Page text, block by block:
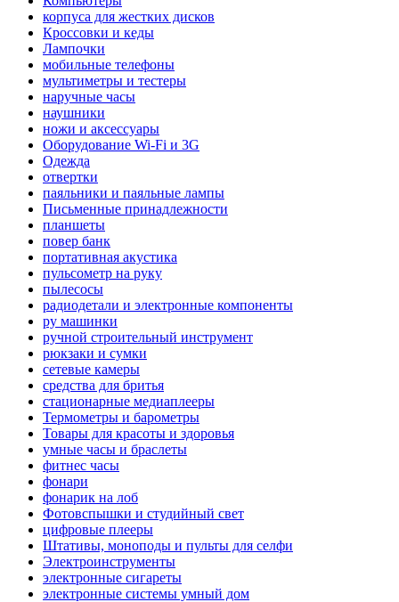
корпуса для жестких дисков
Кроссовки и кеды
Лампочки
мобильные телефоны
мультиметры и тестеры
наручные часы
наушники
ножи и аксессуары
Оборудование Wi-Fi и 3G
Одежда
отвертки
паяльники и паяльные лампы
Письменные принадлежности
планшеты
повер банк
портативная акустика
пульсометр на руку
пылесосы
радиодетали и электронные компоненты
ру машинки
ручной строительный инструмент
рюкзаки и сумки
сетевые камеры
средства для бритья
стационарные медиаплееры
Термометры и барометры
Товары для красоты и здоровья
умные часы и браслеты
фитнес часы
фонари
фонарик на лоб
Фотовспышки и студийный свет
цифровые плееры
Штативы, моноподы и пульты для селфи
Электроинструменты
электронные сигареты
электронные системы умный дом